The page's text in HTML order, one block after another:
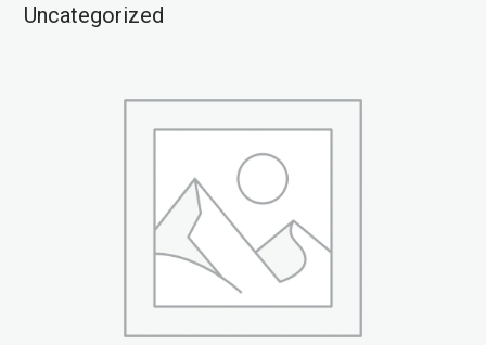
Uncategorized